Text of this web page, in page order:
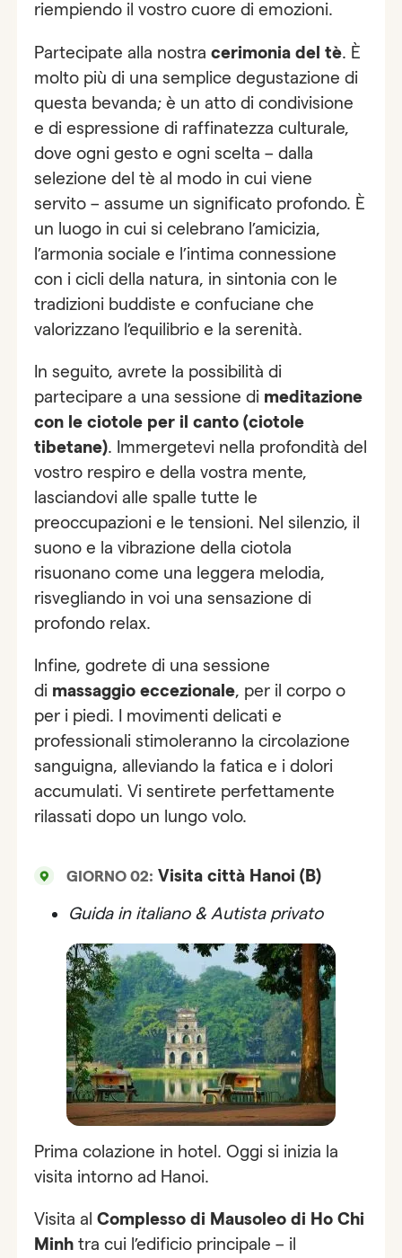
riempiendo il vostro cuore di emozioni.
Partecipate alla nostracerimonia del tè. È
molto più di una semplice degustazione di
questa bevanda; è un atto di condivisione
e di espressione di raffinatezza culturale,
dove ogni gesto e ogni scelta – dalla
selezione del tè al modo in cui viene
servito – assume un significato profondo. È
un luogo in cui si celebrano l’amicizia,
l’armonia sociale e l’intima connessione
con i cicli della natura, in sintonia con le
tradizioni buddiste e confuciane che
valorizzano l’equilibrio e la serenità.
In seguito, avrete la possibilità di
partecipare a una sessione di meditazione
con le ciotole per il canto (ciotole
tibetane). Immergetevi nella profondità del
vostro respiro e della vostra mente,
lasciandovi alle spalle tutte le
preoccupazioni e le tensioni. Nel silenzio, il
suono e la vibrazione della ciotola
risuonano come una leggera melodia,
risvegliando in voi una sensazione di
profondo relax.
Infine, godrete di una sessione
di massaggio eccezionale, per il corpo o
per i piedi. I movimenti delicati e
professionali stimoleranno la circolazione
sanguigna, alleviando la fatica e i dolori
accumulati. Vi sentirete perfettamente
rilassati dopo un lungo volo.
GIORNO 02: Visita città Hanoi (B)
Guida in italiano & Autista privato
Prima colazione in hotel. Oggi si inizia la
visita intorno ad Hanoi.
Visita alComplesso di Mausoleo di Ho Chi
Minh tra cui l’edificio principale – il